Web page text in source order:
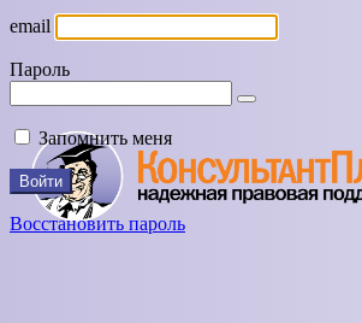
email
Пароль
Запомнить меня
Восстановить пароль